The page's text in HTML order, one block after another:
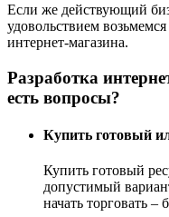
Если же действующий
удовольствием
интернет-магазина.
Разработка
есть вопросы?
Купить готовый
Купить готовый
допустимый
начать торговать –